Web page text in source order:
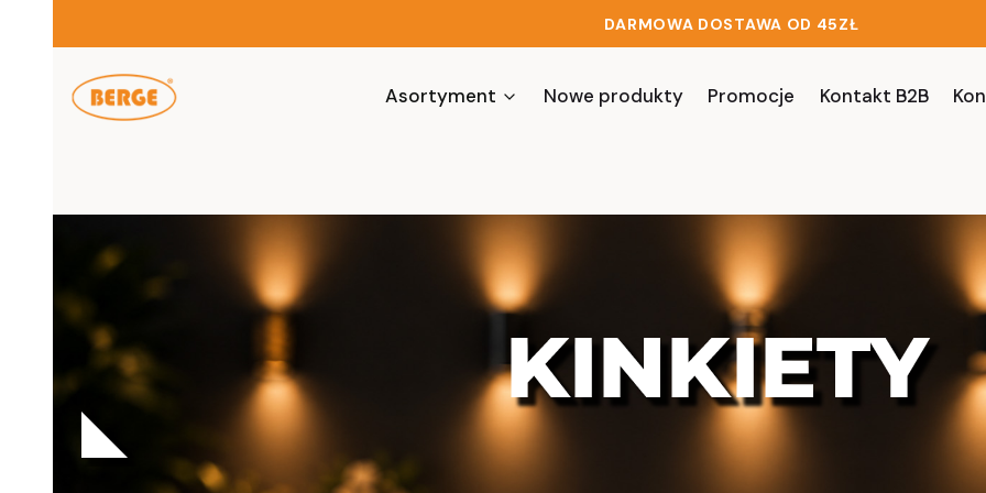
DARMOWA DOSTAWA OD 45ZŁ
Asortyment Nowe produkty Promocje Kontakt B2B